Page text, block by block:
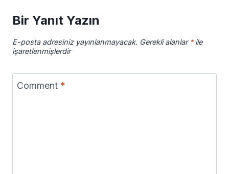
Bir Yanıt Yazın
E-posta adresiniz yayınlanmayacak. Gerekli alanlar *ile
işaretlenmişlerdir
Comment *